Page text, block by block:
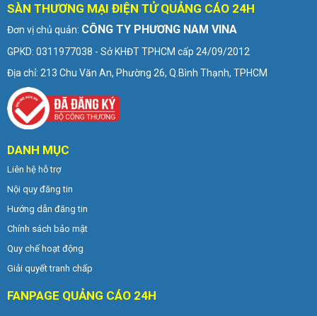
SÀN THƯƠNG MẠI ĐIỆN TỬ QUẢNG CÁO 24H
Đơn vị chủ quản: CÔNG TY PHƯƠNG NAM VINA
GPKD: 0311977038 - Sở KHĐT TPHCM cấp 24/09/2012
Địa chỉ: 213 Chu Văn An, Phường 26, Q.Bình Thạnh, TPHCM
DANH MỤC
Liên hệ hỗ trợ
Nội quy đăng tin
Hướng dẫn đăng tin
Chính sách bảo mật
Quy chế hoạt động
Giải quyết tranh chấp
FANPAGE QUẢNG CÁO 24H